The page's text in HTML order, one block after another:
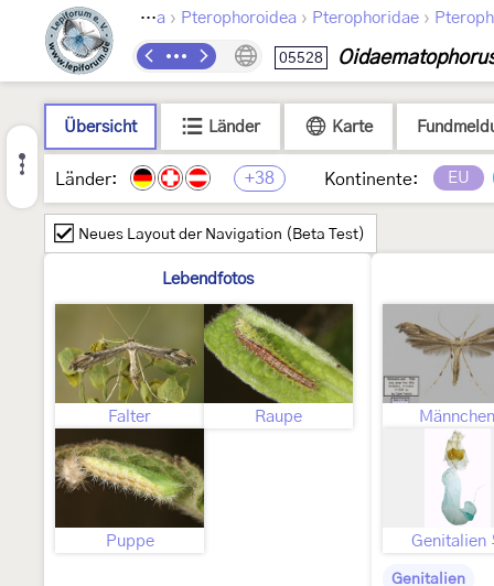
Lepidoptera › Pterophoroidea › Pterophoridae ›
05528
Übersicht Länder Karte
Länder: +38 Kontinente: EU
Neues Layout der Navigation (Beta Test)
Lebendfotos
Falter Raupe
Puppe
Männchen
Genitalien
Genitalien